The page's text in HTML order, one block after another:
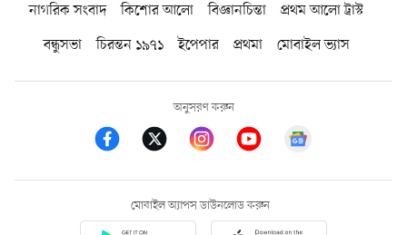
নাগরিক সংবাদ কিশোর আলো বিজ্ঞানচিন্তা
প্রথম আলো ট্রাস্ট
বন্ধুসভা
চিরন্তন ১৯৭১ ইপেপার প্রথমা মোবাইল ভ্যাস
অনুসরণ করুন
মোবাইল অ্যাপস ডাউনলোড করুন